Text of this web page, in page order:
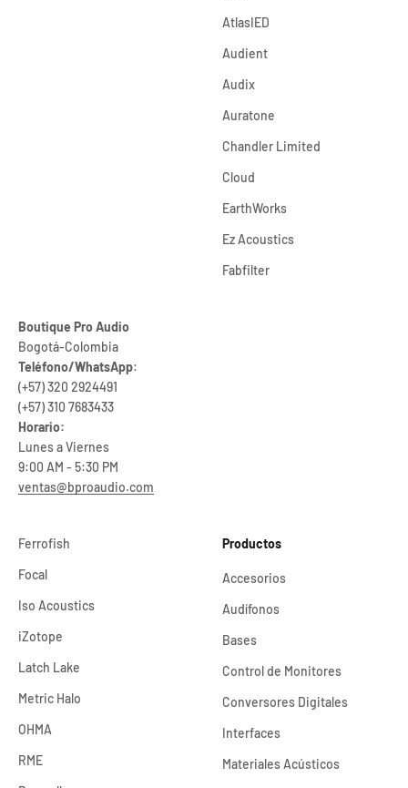
Boutique Pro Audio
Bogotá-Colombia
Teléfono/WhatsApp:
(+57) 320 2924491
(+57) 310 7683433
Horario:
Lunes a Viernes
9:00 AM - 5:30 PM
ventas@bproaudio.com
AtlasIED
Audient
Audix
Auratone
Chandler Limited
Cloud
EarthWorks
Ez Acoustics
Fabfilter
Ferrofish
Focal
Iso Acoustics
iZotope
Latch Lake
Metric Halo
OHMA
RME
Productos
Accesorios
Audífonos
Bases
Control de Monitores
Conversores Digitales
Interfaces
Materiales Acústicos